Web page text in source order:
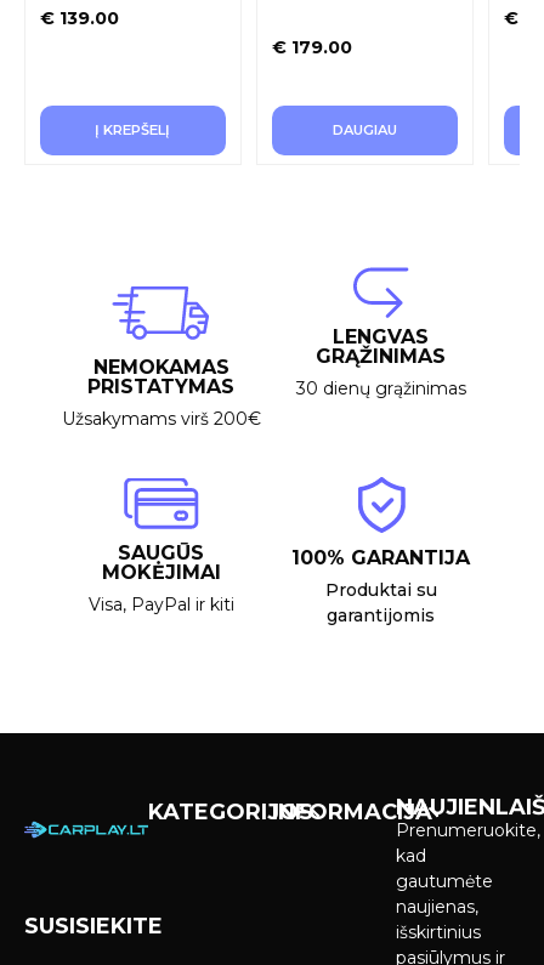
€ 139.00
Į KREPŠELĮ
€179.00
DAUGIAU
€
NEMOKAMAS
PRISTATYMAS
Užsakymams virš 200€
LENGVAS
GRĄŽINIMAS
30 dienų grąžinimas
SAUGŪS
MOKĖJIMAI
Visa, PayPal ir kiti
100% GARANTIJA
Produktai su
garantijomis
SUSISIEKITE
KATEGORIJOSINFORMACIJA
Prenumeruokite,
kad
gautumėte
naujienas,
išskirtinius
pasiūlymus ir